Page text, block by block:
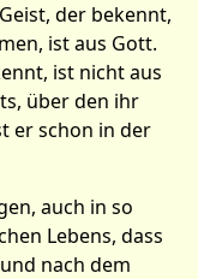
der bekennt,
ist aus Gott.
ist nicht aus
über den ihr
er schon in der
auch in so
Lebens, dass
nach dem